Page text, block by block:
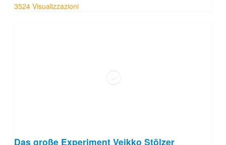
3524 Visualizzazioni
Das große Experiment Veikko Stölzer